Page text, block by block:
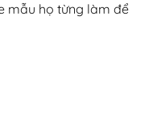
mẫu họ từng làm để